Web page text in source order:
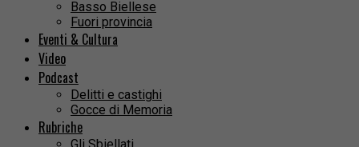
Basso Biellese
Fuori provincia
Eventi & Cultura
Video
Podcast
Delitti e castighi
Gocce di Memoria
Rubriche